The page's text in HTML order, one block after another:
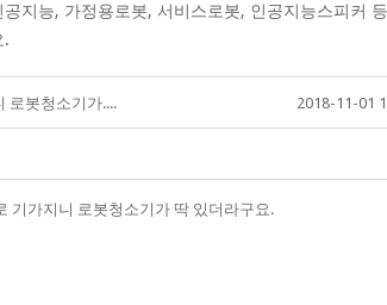
지능, 가정용로봇, 서비스로봇, 인공지능스피커
.
로봇청소기가.... 2018-11-01
기가지니 로봇청소기가 딱 있더라구요.